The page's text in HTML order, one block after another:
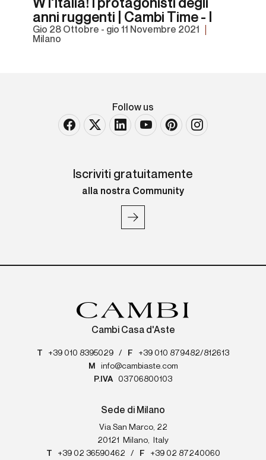
W l'Italia! I protagonisti degli
anni ruggenti | Cambi Time - I
gio 28 Ottobre - gio 11 Novembre 2021
Milano
Follow us
Iscriviti gratuitamente
alla nostra Community
Cambi Casa d'Aste
T +39 010 8395029 / F
+39 010 879482/812613
M
info@cambiaste.com
P.IVA
03706800103
Sede di Milano
Via San Marco, 22
20121
Milano
Italy
T
+39 02 36590462 / F
+39 02 87240060